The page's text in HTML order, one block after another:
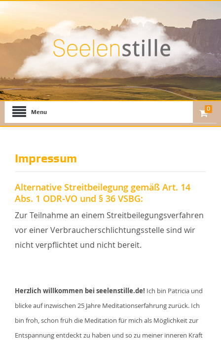
Menu 0
Impressum
Alternative Streitbeilegung gemäß Art. 14
Abs. 1 ODR-VO und § 36 VSBG:
Zur Teilnahme an einem Streitbeilegungsverfahren
vor einer Verbraucherschlichtungsstelle sind wir
nicht verpflichtet und nicht bereit.
Herzlich willkommen bei seelenstille.de! Ich bin Patricia und
blicke auf inzwischen 25 Jahre Meditationserfahrung zurück. Ich
bin froh, schon früh die Meditation für mich als Möglichkeit zur
Entspannung entdeckt zu haben und so zu meiner inneren Kraft